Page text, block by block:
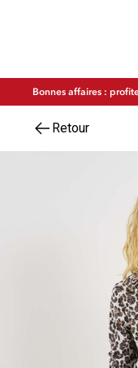
Bonnes affaires :
Retour